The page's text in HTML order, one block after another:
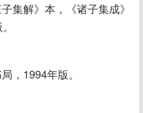
集解》本，《诸子集成》
，1994年版。